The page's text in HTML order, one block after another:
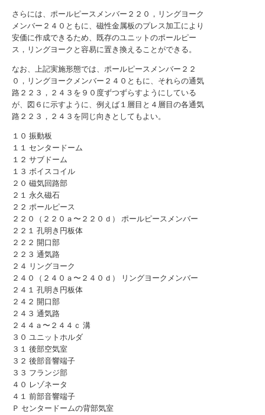
さらには、ポールピースメンバー２２０，リングヨーク
メンバー２４０ともに、磁性金属板のプレス加工により
安価に作成できるため、既存のユニットのポールピー
ス，リングヨークと容易に置き換えることができる。
なお、上記実施形態では、ポールピースメンバー２２
０，リングヨークメンバー２４０ともに、それらの通気
路２２３，２４３を９０度ずつずらすようにしている
が、図６に示すように、例えば１層目と４層目の各通気
路２２３，２４３を同じ向きとしてもよい。
１０ 振動板
１１ センタードーム
１２ サブドーム
１３ ボイスコイル
２０ 磁気回路部
２１ 永久磁石
２２ ポールピース
２２０（２２０ａ〜２２０ｄ） ポールピースメンバー
２２１ 孔明き円板体
２２２ 開口部
２２３ 通気路
２４ リングヨーク
２４０（２４０ａ〜２４０ｄ） リングヨークメンバー
２４１ 孔明き円板体
２４２ 開口部
２４３ 通気路
２４４ａ〜２４４ｃ 溝
３０ ユニットホルダ
３１ 後部空気室
３２ 後部音響端子
３３ フランジ部
４０ レゾネータ
４１ 前部音響端子
Ｐ センタードームの背部気室